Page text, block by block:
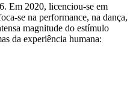
Em 2020, licenciou-se em
se na performance, na dança,
magnitude do estímulo
da experiência humana: